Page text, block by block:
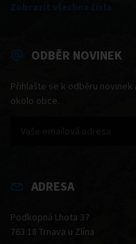
Zobrazit všechna čísla
ODBĚR NOVINEK
Přihlašte se k odběru
okolo obce.
ADRESA
Podkopná Lhota 37
763 18 Trnava u Zlína